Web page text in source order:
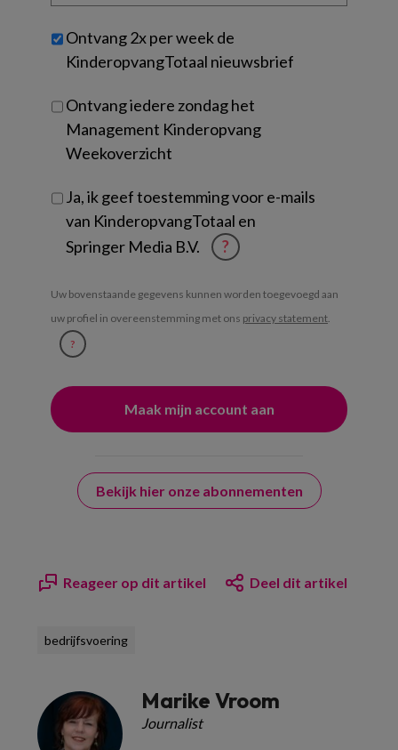
je?
Untitled
Ontvang 2x per week de
KinderopvangTotaal nieuwsbrief
Ontvang iedere zondag het
Management Kinderopvang
Weekoverzicht
Ja, ik geef toestemming voor e-mails
van KinderopvangTotaal en
Springer Media B.V.
?
Uw bovenstaande gegevens kunnen worden toegevoegd aan
uw profiel in overeenstemming met ons privacy statement.
?
Bekijk hier onze abonnementen
Reageer op dit artikel Deel dit artikel
bedrijfsvoering
Marike Vroom
Journalist